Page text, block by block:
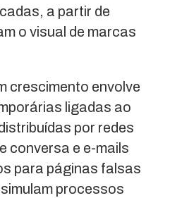
a partir de
o visual de marcas
crescimento envolve
ligadas ao
por redes
conversa e e-mails
para páginas falsas
processos